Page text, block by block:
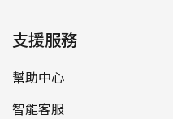
支援服務
幫助中心
智能客服